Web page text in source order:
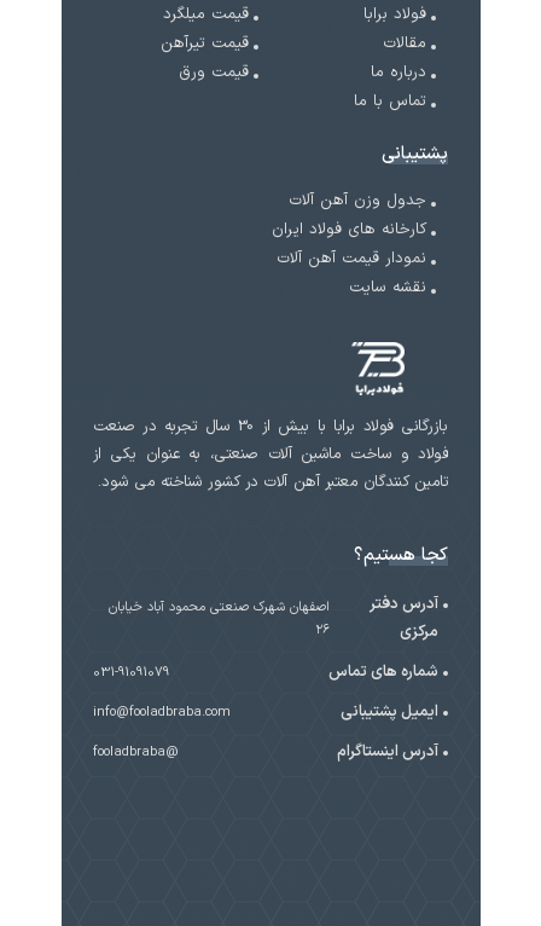
فولاد برابا
مقالات
درباره ما
تماس با ما
قیمت میلگرد
قیمت تیرآهن
قیمت ورق
پشتیبانی
جدول وزن آهن آلات
کارخانه های فولاد ایران
نمودار قیمت آهن آلات
نقشه سایت
بازرگانی فولاد برابا با بیش از 30 سال تجربه در صنعت
فولاد و ساخت ماشین آلات صنعتی، به عنوان یکی از
تامین کنندگان معتبر آهن آلات در کشور شناخته می شود.
کجا هستیم؟
آدرس دفتر
مرکزی
اصفهان شهرک صنعتی محمود آباد خیابان
۲۶
شماره های تماس 031-91091079
ایمیل پشتیبانی info@fooladbraba.com
آدرس اینستاگرام @fooladbraba